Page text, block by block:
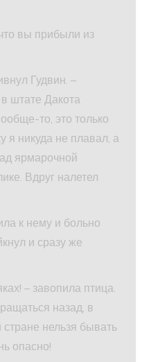
вы прибыли из
Гудвин. –
штате Дакота
то, это только
я никуда не плавал, а
ярмарочной
Вдруг налетел
к нему и больно
и сразу же
– завопила птица.
назад, в
нельзя бывать
опасно!